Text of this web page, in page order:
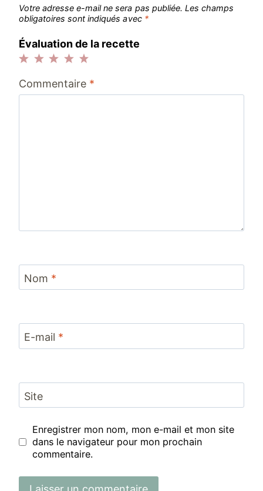
Votre adresse e-mail ne sera pas publiée. Les champs
obligatoires sont indiqués avec *
Évaluation de la recette
étoiles
étoiles
étoiles
étoiles
étoile
Commentaire *
Nom *
E-mail *
Site
Enregistrer mon nom, mon e-mail et mon site
dans le navigateur pour mon prochain
commentaire.